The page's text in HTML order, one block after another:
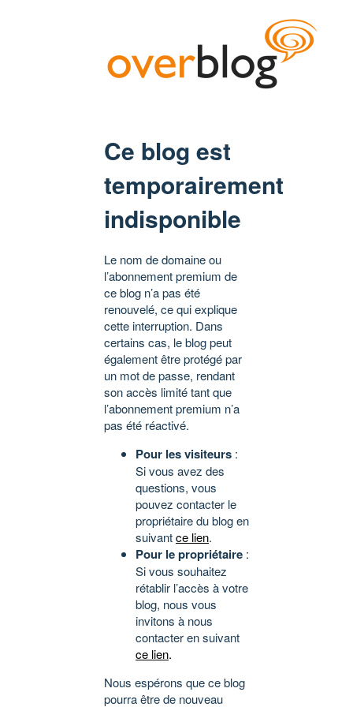
Ce blog est
temporairement
indisponible
Le nom de domaine ou
l’abonnement premium de
ce blog n’a pas été
renouvelé, ce qui explique
cette interruption. Dans
certains cas, le blog peut
également être protégé par
un mot de passe, rendant
son accès limité tant que
l’abonnement premium n’a
pas été réactivé.
Pour les visiteurs :
Si vous avez des
questions, vous
pouvez contacter le
propriétaire du blog en
suivantce lien.
Pour le propriétaire :
Si vous souhaitez
rétablir l’accès à votre
blog, nous vous
invitons à nous
contacter en suivant
ce lien.
Nous espérons que ce blog
pourra être de nouveau